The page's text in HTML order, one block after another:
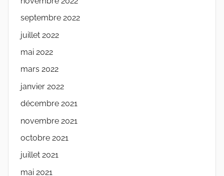
septembre 2022
juillet 2022
mai 2022
mars 2022
janvier 2022
décembre 2021
novembre 2021
octobre 2021
juillet 2021
mai 2021